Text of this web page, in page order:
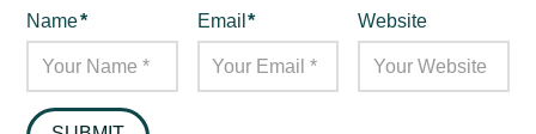
Name* Email* Website